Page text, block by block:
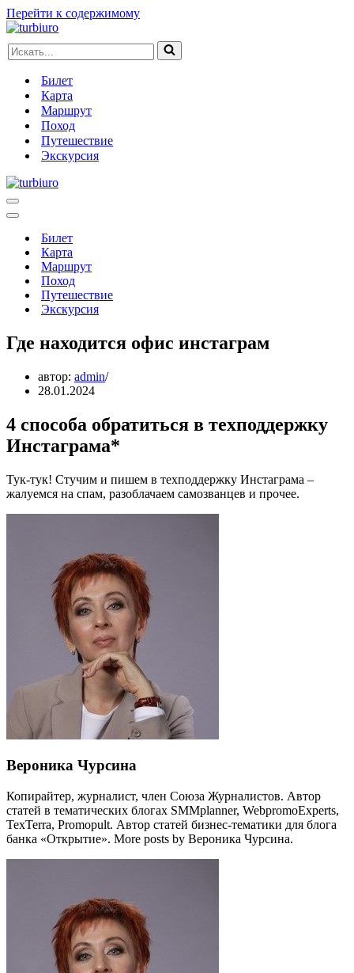
Перейти к содержимому
Искать...
Билет
Карта
Маршрут
Поход
Путешествие
Экскурсия
Меню
навигации
Меню
навигацииБилет
Карта
Маршрут
Поход
Путешествие
Экскурсия
Где находится офис инстаграм
автор: admin
28.01.2024
4 способа обратиться в техподдержку
Инстаграма*
Тук-тук! Стучим и пишем в техподдержку Инстаграма –
жалуемся на спам, разоблачаем самозванцев и прочее.
Вероника Чурсина
Копирайтер, журналист, член Союза Журналистов. Автор
статей в тематических блогах SMMplanner, WebpromoExperts,
TexTerra, Promopult. Автор статей бизнес-тематики для блога
банка «Открытие». More posts by Вероника Чурсина.